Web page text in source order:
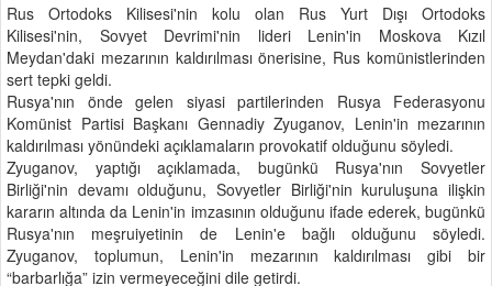
Rus Ortodoks Kilisesi'nin kolu olan Rus Yurt Dışı Ortodoks
Kilisesi'nin, Sovyet Devrimi'nin lideri Lenin'in Moskova Kızıl
Meydan'daki mezarının kaldırılması önerisine, Rus komünistlerinden
sert tepki geldi.
Rusya'nın önde gelen siyasi partilerinden Rusya Federasyonu
Komünist Partisi Başkanı Gennadiy Zyuganov, Lenin'in mezarının
kaldırılması yönündeki açıklamaların provokatif olduğunu söyledi.
Zyuganov, yaptığı açıklamada, bugünkü Rusya'nın Sovyetler
Birliği'nin devamı olduğunu, Sovyetler Birliği'nin kuruluşuna ilişkin
kararın altında da Lenin'in imzasının olduğunu ifade ederek, bugünkü
Rusya'nın meşruiyetinin de Lenin'e bağlı olduğunu söyledi.
Zyuganov, toplumun, Lenin'in mezarının kaldırılması gibi bir
“barbarlığa” izin vermeyeceğini dile getirdi.